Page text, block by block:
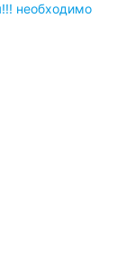
необходимо